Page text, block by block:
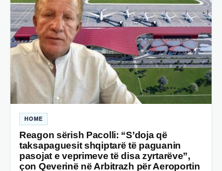
HOME
Reagon sërish Pacolli: “S’doja që
taksapaguesit shqiptarë të paguanin
pasojat e veprimeve të disa zyrtarëve”,
çon Qeverinë në Arbitrazh për Aeroportin